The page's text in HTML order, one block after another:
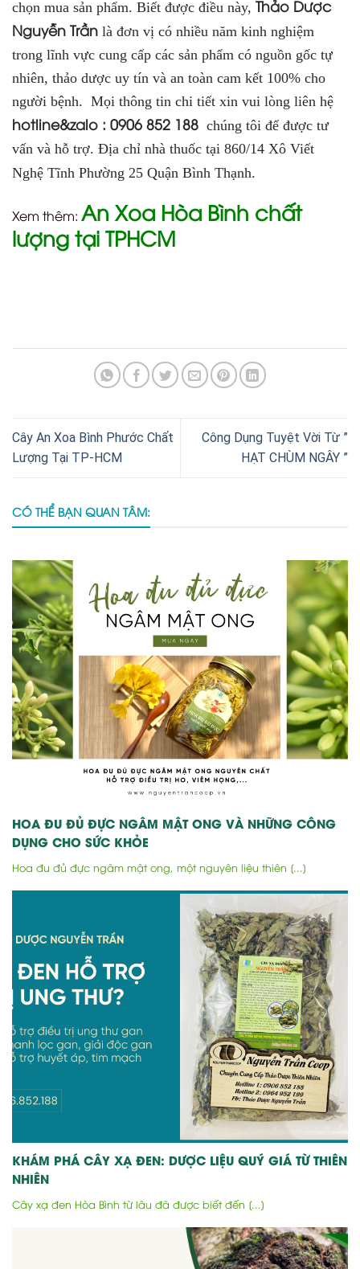
chọn mua sản phẩm. Biết được điều này, Thảo Dược
Nguyễn Trần là đơn vị có nhiều năm kinh nghiệm
trong lĩnh vực cung cấp các sản phẩm có nguồn gốc tự
nhiên, thảo dược uy tín và an toàn cam kết 100% cho
người bệnh. Mọi thông tin chi tiết xin vui lòng liên hệ
hotline&zalo : 0906 852 188 chúng tôi để được tư
vấn và hỗ trợ. Địa chỉ nhà thuốc tại 860/14 Xô Viết
Nghệ Tĩnh Phường 25 Quận Bình Thạnh.
Xem thêm: An Xoa Hòa Bình chất
lượng tại TPHCM
Cây An Xoa Bình Phước Chất
Lượng Tại TP-HCM
Công Dụng Tuyệt Vời Từ ”
HẠT CHÙM NGÂY ”
CÓ THỂ BẠN QUAN TÂM:
HOA ĐU ĐỦ ĐỰC NGÂM MẬT ONG VÀ NHỮNG CÔNG
DỤNG CHO SỨC KHỎE
Hoa đu đủ đực ngâm mật ong, một nguyên liệu thiên [...]
KHÁM PHÁ CÂY XẠ ĐEN: DƯỢC LIỆU QUÝ GIÁ TỪ THIÊN
NHIÊN
Cây xạ đen Hòa Bình từ lâu đã được biết đến [...]